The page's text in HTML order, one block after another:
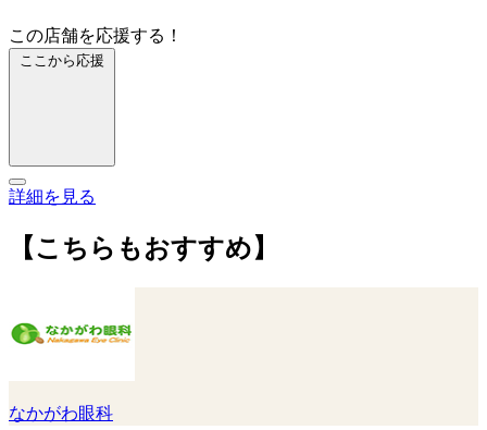
この店舗を応援する！
ここから応援
詳細を見る
【こちらもおすすめ】
なかがわ眼科